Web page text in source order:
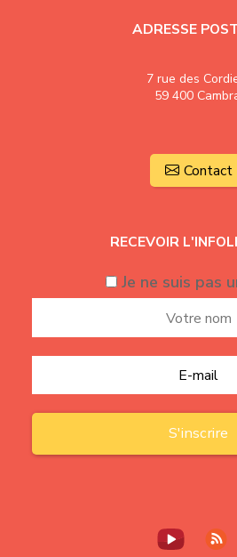
ADRESSE
7 rue des
59 400
Contact
RECEVOIR
Je ne suis pas